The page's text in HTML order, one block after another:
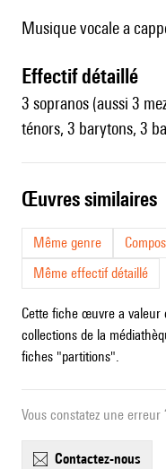
Musique vocale a
effectif détaillé
3 sopranos (aussi 3
ténors, 3 barytons, 3
œuvres similaires
Même genre
Même effectif détaillé
Cette fiche œuvre a valeur
collections de la
fiches "partitions".
Vous constatez une erreur
contactez-nous